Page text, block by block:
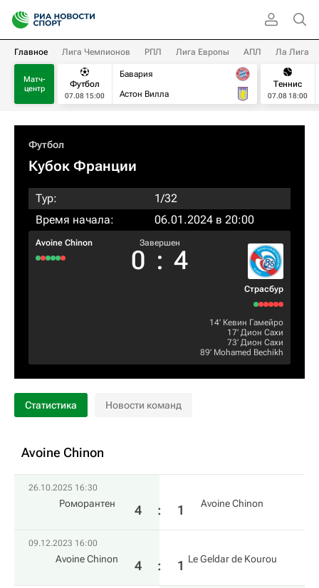
Главное Лига Чемпионов РПЛ Лига Европы АПЛ Ла Лига
Матч-
центр
Футбол
07.08 15:00
Бавария
Астон Вилла
Теннис
07.08 18:00
Футбол
Кубок Франции
Тур:
1/32
Время начала:
06.01.2024 в 20:00
Avoine Chinon Завершен
0 : 4
Страсбур
14‎’‎ Кевин Гамейро
17‎’‎ Дион Сахи
73‎’‎ Дион Сахи
89‎’‎ Mohamed Bechikh
Статистика Новости команд
Avoine Chinon
26.10.2025 16:30
Роморантен 4 : 1 Avoine Chinon
09.12.2023 16:00
Avoine Chinon 4 : 1 Le Geldar de Kourou